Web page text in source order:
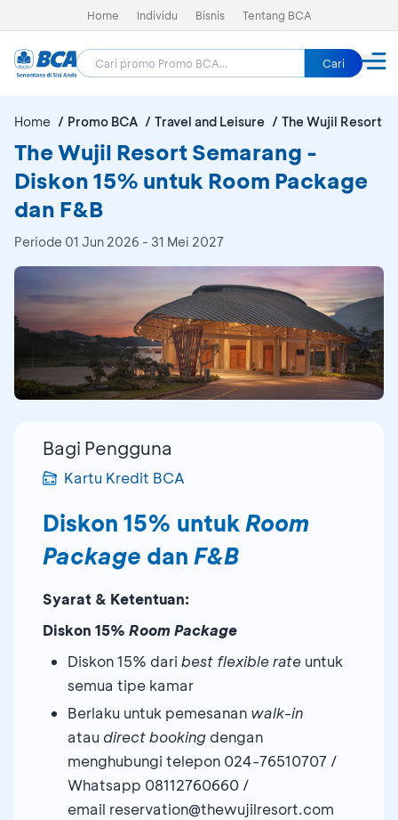
Home Individu Bisnis Tentang BCA
Cari
Home Promo BCA Travel and Leisure The Wujil Resort
The Wujil Resort Semarang -
Diskon 15% untuk Room Package
dan F&B
Periode 01 Jun 2026 - 31 Mei 2027
Bagi Pengguna
Kartu Kredit BCA
Diskon 15% untukRoom
Package dan F&B
Syarat & Ketentuan:
Diskon 15% Room Package
Diskon 15% dari best flexible rate untuk
semua tipe kamar
Berlaku untuk pemesanan walk-in
atau direct booking dengan
menghubungi telepon 024-76510707 /
Whatsapp 08112760660 /
email reservation@thewujilresort.com